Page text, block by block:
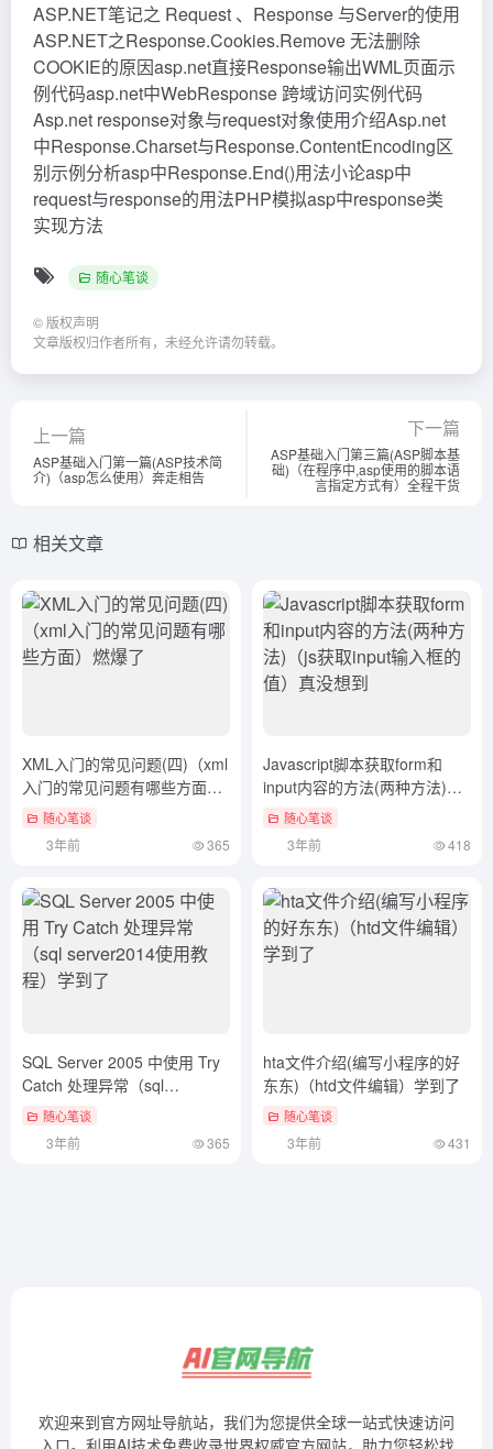
ASP.NET笔记之 Request 、Response 与Server的使用
ASP.NET之Response.Cookies.Remove 无法删除
COOKIE的原因asp.net直接Response输出WML页面示
例代码asp.net中WebResponse 跨域访问实例代码
Asp.net response对象与request对象使用介绍Asp.net
中Response.Charset与Response.ContentEncoding区
别示例分析asp中Response.End()用法小论asp中
request与response的用法PHP模拟asp中response类
实现方法
随心笔谈
© 版权声明
文章版权归作者所有，未经允许请勿转载。
上一篇
ASP基础入门第一篇(ASP技术简
介)（asp怎么使用）奔走相告
下一篇
ASP基础入门第三篇(ASP脚本基
础)（在程序中,asp使用的脚本语
言指定方式有）全程干货
相关文章
XML入门的常见问题(四)（xml
入门的常见问题有哪些方面）
燃爆了
随心笔谈
3年前 365
Javascript脚本获取form和
input内容的方法(两种方法)
（js获取input输入框的值）真
没想到
随心笔谈
3年前 418
SQL Server 2005 中使用 Try
Catch 处理异常（sql
server2014使用教程）学到了
随心笔谈
3年前 365
hta文件介绍(编写小程序的好
东东)（htd文件编辑）学到了
随心笔谈
3年前 431
欢迎来到官方网址导航站，我们为您提供全球一站式快速访问
入口。利用AI技术免费收录世界权威官方网站，助力您轻松找